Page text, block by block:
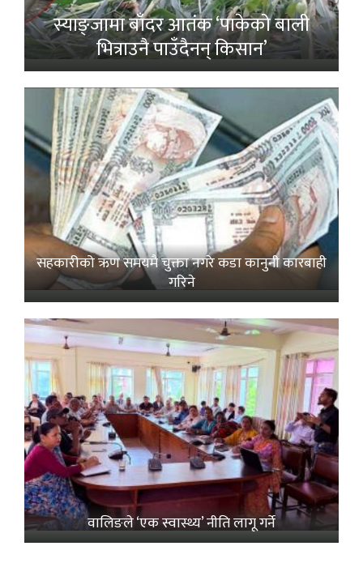
स्याङ्जामा बाँदर आतंक ‘पाकेको बाली
भित्राउनै पाउँदैनन् किसान’
सहकारीको ऋण समयमै चुक्ता नगरे कडा कानुनी कारबाही
गरिने
वालिङले ‘एक स्वास्थ्य’ नीति लागू गर्ने